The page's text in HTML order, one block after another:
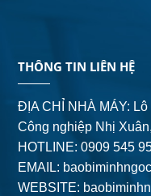
THÔNG TIN LIÊN HỆ
ĐỊA CHỈ NHÀ MÁY:
Công nghiệp Nhị
HOTLINE: 0909 545
EMAIL:
WEBSITE: